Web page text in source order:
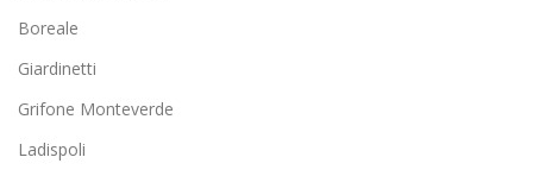
Boreale
Giardinetti
Grifone Monteverde
Ladispoli